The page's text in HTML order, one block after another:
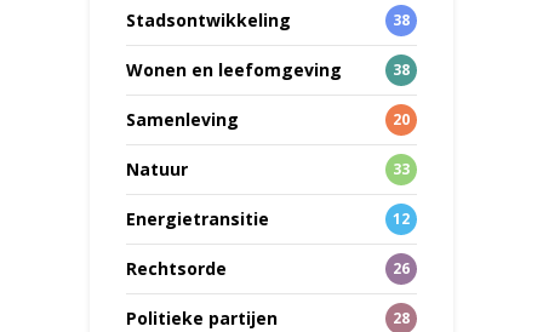
Stadsontwikkeling 38
Wonen en leefomgeving 38
Samenleving 20
Natuur 33
Energietransitie 12
Rechtsorde 26
Politieke partijen 28